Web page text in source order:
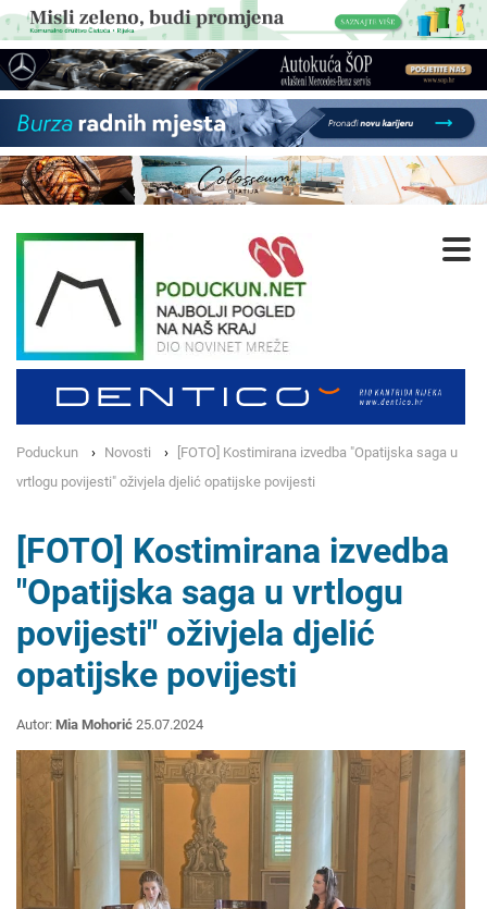
Poduckun Novosti
[FOTO] Kostimirana izvedba "Opatijska saga u
vrtlogu povijesti" oživjela djelić opatijske povijesti
[FOTO] Kostimirana izvedba
"Opatijska saga u vrtlogu
povijesti" oživjela djelić
opatijske povijesti
Autor: Mia Mohorić 25.07.2024